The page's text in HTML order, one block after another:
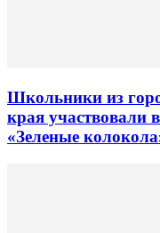
Школьники из
края участвовали
«Зеленые